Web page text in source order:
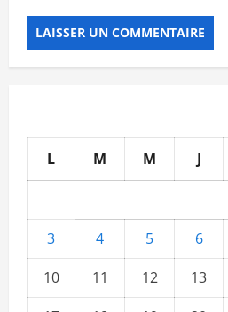
L M M J
3
4 5 6
10
11 12 13